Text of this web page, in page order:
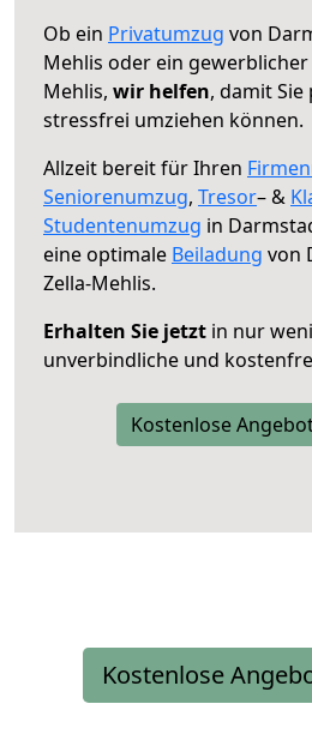
Ob ein Privatumzug von
Mehlis oder ein
Mehlis, wir helfen, damit
stressfrei umziehen können.
Allzeit bereit für Ihren
Seniorenumzug, Tresor– &
Studentenumzug in
eine optimale Beiladung von
Zella-Mehlis.
Erhalten Sie jetzt in nur
unverbindliche und
Kostenlose
Kostenlose